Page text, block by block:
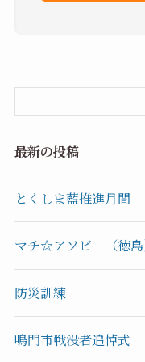
最新の投稿
とくしま藍推進月間
マチ☆アソビ （徳島
防災訓練
鳴門市戦没者追悼式